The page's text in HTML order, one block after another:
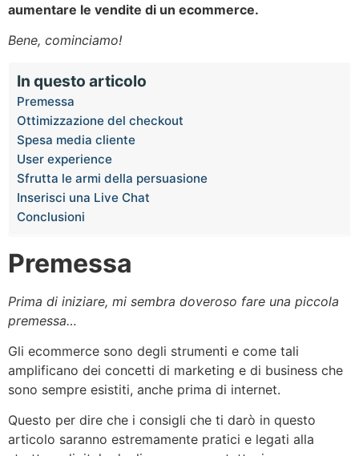
aumentare le vendite di un ecommerce.
Bene, cominciamo!
In questo articolo
Premessa
Ottimizzazione del checkout
Spesa media cliente
User experience
Sfrutta le armi della persuasione
Inserisci una Live Chat
Conclusioni
Premessa
Prima di iniziare, mi sembra doveroso fare una piccola
premessa…
Gli ecommerce sono degli strumenti e come tali
amplificano dei concetti di marketing e di business che
sono sempre esistiti, anche prima di internet.
Questo per dire che i consigli che ti darò in questo
articolo saranno estremamente pratici e legati alla